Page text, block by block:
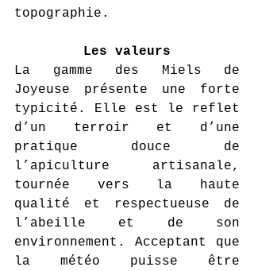
topographie.
Les valeurs
La gamme des Miels de
Joyeuse présente une forte
typicité. Elle est le reflet
d’un terroir et d’une
pratique douce de
l’apiculture artisanale,
tournée vers la haute
qualité et respectueuse de
l’abeille et de son
environnement. Acceptant que
la météo puisse être